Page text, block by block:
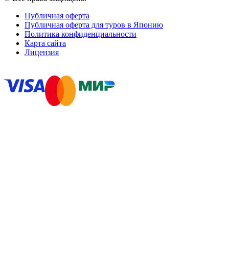
Публичная оферта
Публичная оферта для туров в Японию
Политика конфиденциальности
Карта сайта
Лицензия